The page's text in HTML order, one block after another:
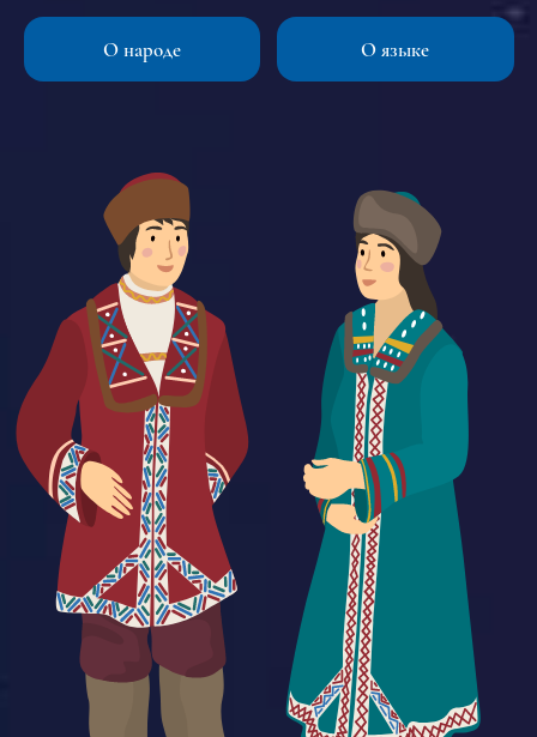
настоящее время располагают востоковеды, этноним
«телеуты» является одним из древнейших на территории
О народе О языке